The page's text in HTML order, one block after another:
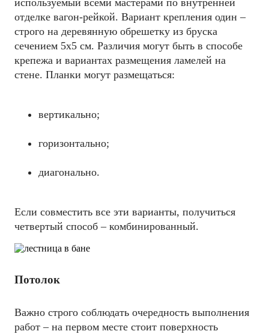
используемый всеми мастерами по внутренней
отделке вагон-рейкой. Вариант крепления один –
строго на деревянную обрешетку из бруска
сечением 5х5 см. Различия могут быть в способе
крепежа и вариантах размещения ламелей на
стене. Планки могут размещаться:
вертикально;
горизонтально;
диагонально.
Если совместить все эти варианты, получиться
четвертый способ – комбинированный.
Потолок
Важно строго соблюдать очередность выполнения
работ – на первом месте стоит поверхность